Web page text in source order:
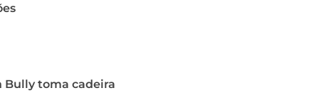
Bully toma cadeira